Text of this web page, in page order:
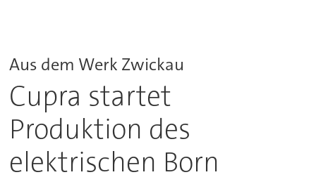
Aus dem Werk Zwickau
Cupra startet
Produktion des
elektrischen Born